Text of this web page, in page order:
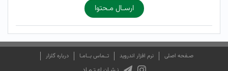
ارسـال مـحتوا
صـفحه اصلی نرم افزار اندروید تــماس بــامـا درباره گلزار